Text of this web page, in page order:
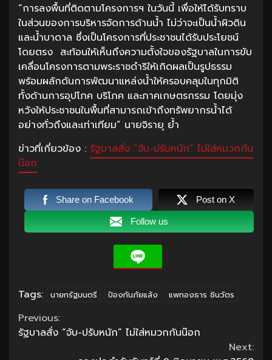
“การลงพื้นที่ติดตามโครงการฯ ในวันนี้ เพื่อให้ได้รับทราบ
ในส่วนของการบริหารจัดการด้านน้ำ ไม่ว่าจะเป็นน้ำผิวดิน
และน้ำบาดาล ซึ่งเป็นโครงการที่ประชาชนได้รับประโยชน์
โดยตรง สะท้อนให้เห็นถึงความตั้งใจของรัฐบาลในการขับ
เคลื่อนโครงการตามพระราชดำริให้เกิดผลเป็นรูปธรรม
พร้อมผลักดันการพัฒนาแหล่งน้ำให้ครอบคลุมในทุกมิติ
ทั้งด้านการอุปโภค บริโภค และภาคเกษตรกรรม โดยมุ่ง
หวังให้ประชาชนในพื้นที่สามารถเข้าถึงทรัพยากรน้ำได้
อย่างทั่วถึงและเท่าเทียม” นายจิรายุ ย้ำ
ข่าวที่เกี่ยวข้อง : รัฐบาลสั่ง “จับ-ปรับหนัก” ไม่ใส่หมวกกัน
น๊อก
Share on Facebook Post on X
Follow us
Tags: นายกรัฐมนตรี ป้องกันภัยแล้ง แพทองธาร ชินวัตร
Continue
Reading
Previous:
รัฐบาลสั่ง “จับ-ปรับหนัก” ไม่ใส่หมวกกันน๊อก
Next: